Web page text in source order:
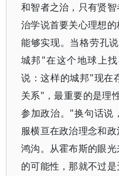
和智者之治，只有贤
治学说首要关心理想
能够实现。当格劳孔
城邦"在这个地球上
说：这样的城邦"现在
关系"，最重要的是理
参加政治。"换句话说
服横亘在政治理念和
鸿沟。从霍布斯的眼
的可能性，那就不过